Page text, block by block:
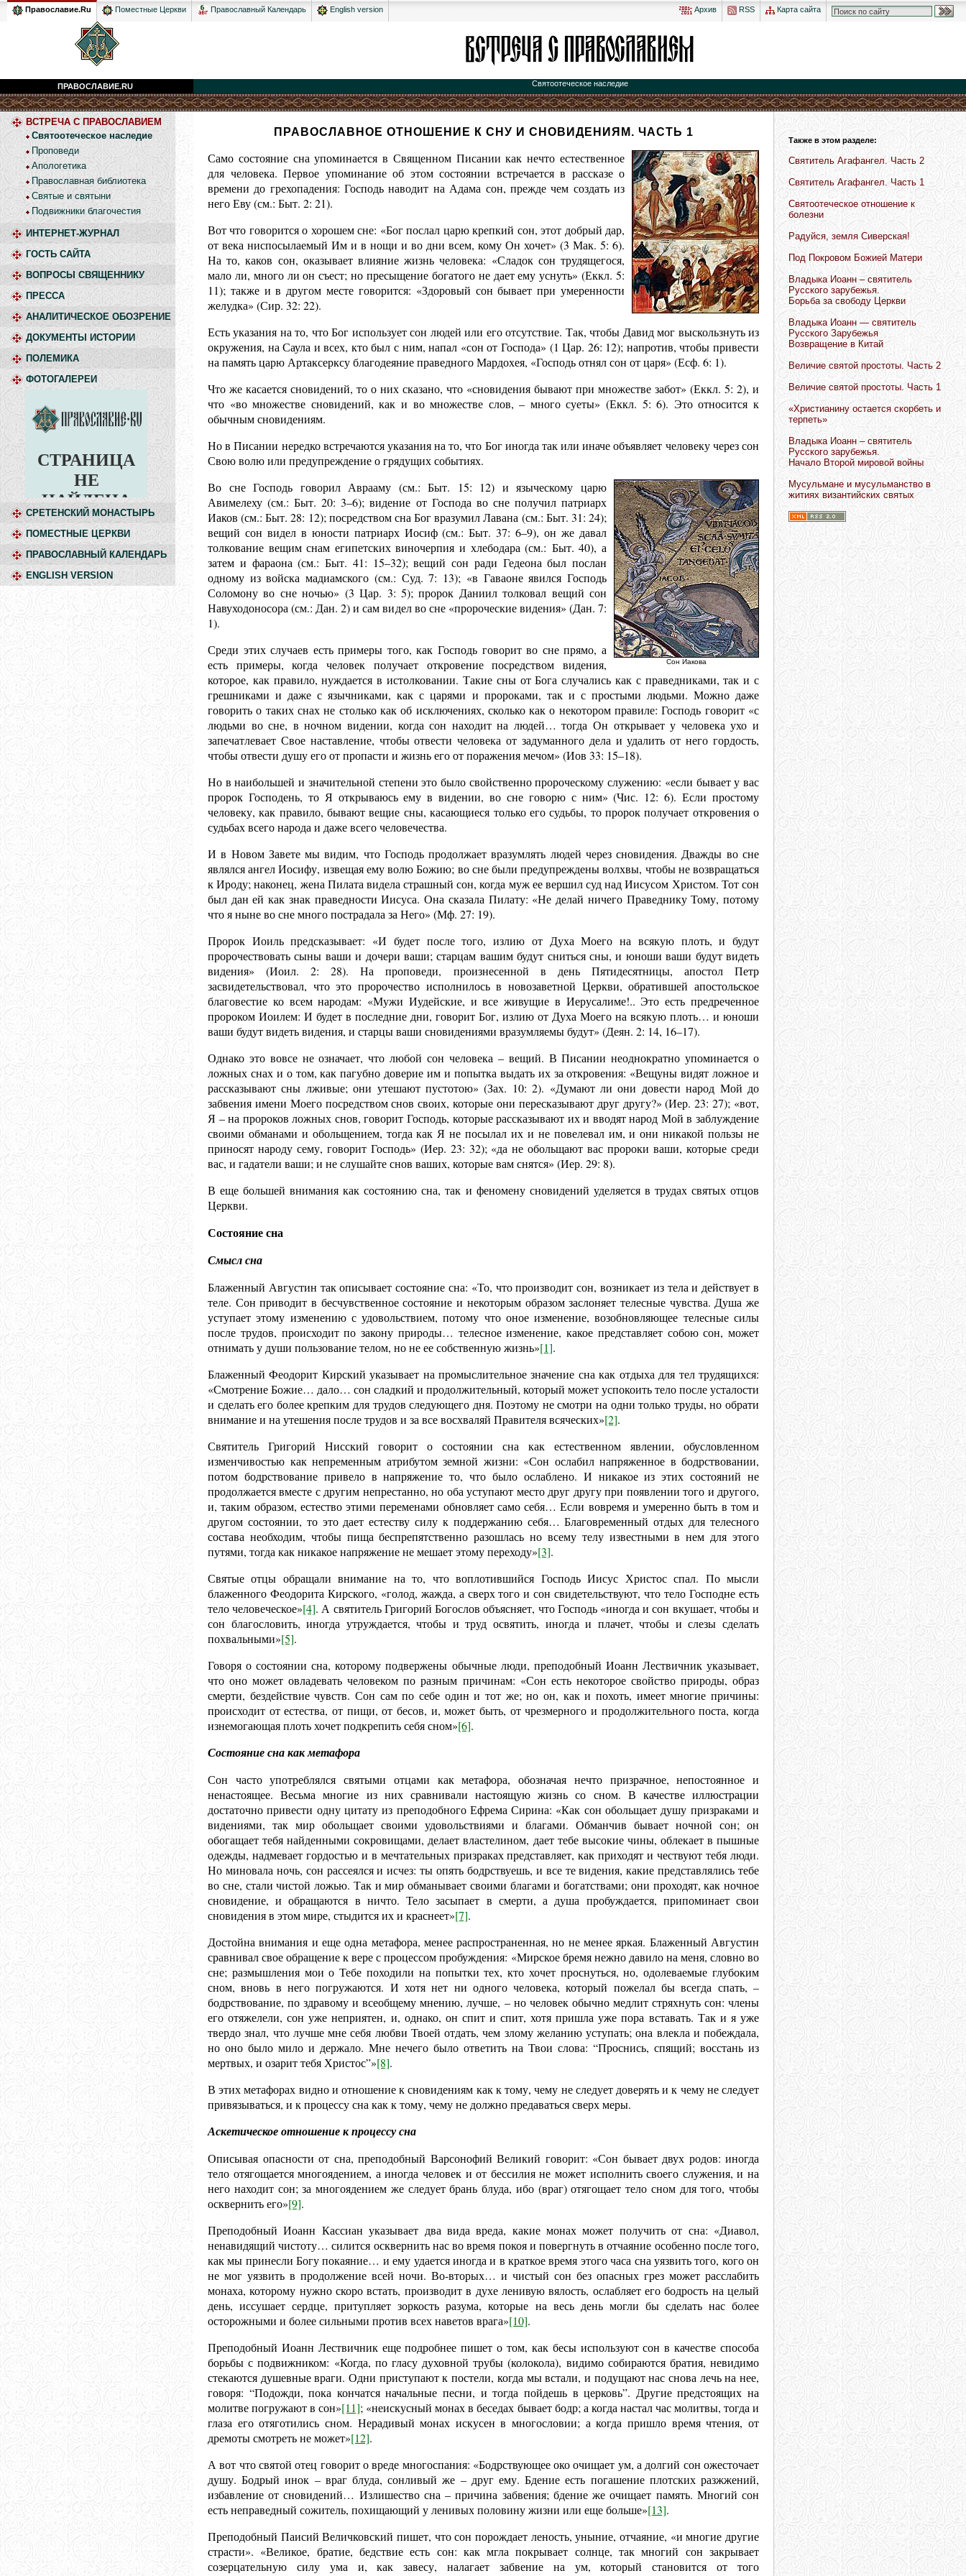
Архив RSS Карта сайта
Православие.Ru Поместные Церкви Православный Календарь English version
ПРАВОСЛАВИЕ.RU Святоотеческое наследие
ВСТРЕЧА С ПРАВОСЛАВИЕМ
Святоотеческое наследие
Проповеди
Апологетика
Православная библиотека
Святые и святыни
Подвижники благочестия
ИНТЕРНЕТ-ЖУРНАЛ
ГОСТЬ САЙТА
ВОПРОСЫ СВЯЩЕННИКУ
ПРЕССА
АНАЛИТИЧЕСКОЕ ОБОЗРЕНИЕ
ДОКУМЕНТЫ ИСТОРИИ
ПОЛЕМИКА
ФОТОГАЛЕРЕИ
СРЕТЕНСКИЙ МОНАСТЫРЬ
ПОМЕСТНЫЕ ЦЕРКВИ
ПРАВОСЛАВНЫЙ КАЛЕНДАРЬ
ENGLISH VERSION
ПРАВОСЛАВНОЕ ОТНОШЕНИЕ К СНУ И СНОВИДЕНИЯМ. ЧАСТЬ 1
Само состояние сна упоминается в Священном Писании как нечто естественное
для человека. Первое упоминание об этом состоянии встречается в рассказе о
времени до грехопадения: Господь наводит на Адама сон, прежде чем создать из
него Еву (см.: Быт. 2: 21).
Вот что говорится о хорошем сне: «Бог послал царю крепкий сон, этот добрый дар,
от века ниспосылаемый Им и в нощи и во дни всем, кому Он хочет» (3 Мак. 5: 6).
На то, каков сон, оказывает влияние жизнь человека: «Сладок сон трудящегося,
мало ли, много ли он съест; но пресыщение богатого не дает ему уснуть» (Еккл. 5:
11); также и в другом месте говорится: «Здоровый сон бывает при умеренности
желудка» (Сир. 32: 22).
Есть указания на то, что Бог использует сон людей или его отсутствие. Так, чтобы Давид мог выскользнуть из
окружения, на Саула и всех, кто был с ним, напал «сон от Господа» (1 Цар. 26: 12); напротив, чтобы привести
на память царю Артаксерксу благодеяние праведного Мардохея, «Господь отнял сон от царя» (Есф. 6: 1).
Что же касается сновидений, то о них сказано, что «сновидения бывают при множестве забот» (Еккл. 5: 2), и
что «во множестве сновидений, как и во множестве слов, – много суеты» (Еккл. 5: 6). Это относится к
обычным сновидениям.
Но в Писании нередко встречаются указания на то, что Бог иногда так или иначе объявляет человеку через сон
Свою волю или предупреждение о грядущих событиях.
Сон Иакова
Во сне Господь говорил Аврааму (см.: Быт. 15: 12) и языческому царю
Авимелеху (см.: Быт. 20: 3–6); видение от Господа во сне получил патриарх
Иаков (см.: Быт. 28: 12); посредством сна Бог вразумил Лавана (см.: Быт. 31: 24);
вещий сон видел в юности патриарх Иосиф (см.: Быт. 37: 6–9), он же давал
толкование вещим снам египетских виночерпия и хлебодара (см.: Быт. 40), а
затем и фараона (см.: Быт. 41: 15–32); вещий сон ради Гедеона был послан
одному из войска мадиамского (см.: Суд. 7: 13); «в Гаваоне явился Господь
Соломону во сне ночью» (3 Цар. 3: 5); пророк Даниил толковал вещий сон
Навуходоносора (см.: Дан. 2) и сам видел во сне «пророческие видения» (Дан. 7:
1).
Среди этих случаев есть примеры того, как Господь говорит во сне прямо, а
есть примеры, когда человек получает откровение посредством видения,
которое, как правило, нуждается в истолковании. Такие сны от Бога случались как с праведниками, так и с
грешниками и даже с язычниками, как с царями и пророками, так и с простыми людьми. Можно даже
говорить о таких снах не столько как об исключениях, сколько как о некотором правиле: Господь говорит «с
людьми во сне, в ночном видении, когда сон находит на людей… тогда Он открывает у человека ухо и
запечатлевает Свое наставление, чтобы отвести человека от задуманного дела и удалить от него гордость,
чтобы отвести душу его от пропасти и жизнь его от поражения мечом» (Иов 33: 15–18).
Но в наибольшей и значительной степени это было свойственно пророческому служению: «если бывает у вас
пророк Господень, то Я открываюсь ему в видении, во сне говорю с ним» (Чис. 12: 6). Если простому
человеку, как правило, бывают вещие сны, касающиеся только его судьбы, то пророк получает откровения о
судьбах всего народа и даже всего человечества.
И в Новом Завете мы видим, что Господь продолжает вразумлять людей через сновидения. Дважды во сне
являлся ангел Иосифу, извещая ему волю Божию; во сне были предупреждены волхвы, чтобы не возвращаться
к Ироду; наконец, жена Пилата видела страшный сон, когда муж ее вершил суд над Иисусом Христом. Тот сон
был дан ей как знак праведности Иисуса. Она сказала Пилату: «Не делай ничего Праведнику Тому, потому
что я ныне во сне много пострадала за Него» (Мф. 27: 19).
Пророк Иоиль предсказывает: «И будет после того, излию от Духа Моего на всякую плоть, и будут
пророчествовать сыны ваши и дочери ваши; старцам вашим будут сниться сны, и юноши ваши будут видеть
видения» (Иоил. 2: 28). На проповеди, произнесенной в день Пятидесятницы, апостол Петр
засвидетельствовал, что это пророчество исполнилось в новозаветной Церкви, обратившей апостольское
благовестие ко всем народам: «Мужи Иудейские, и все живущие в Иерусалиме!.. Это есть предреченное
пророком Иоилем: И будет в последние дни, говорит Бог, излию от Духа Моего на всякую плоть… и юноши
ваши будут видеть видения, и старцы ваши сновидениями вразумляемы будут» (Деян. 2: 14, 16–17).
Однако это вовсе не означает, что любой сон человека – вещий. В Писании неоднократно упоминается о
ложных снах и о том, как пагубно доверие им и попытка выдать их за откровения: «Вещуны видят ложное и
рассказывают сны лживые; они утешают пустотою» (Зах. 10: 2). «Думают ли они довести народ Мой до
забвения имени Моего посредством снов своих, которые они пересказывают друг другу?» (Иер. 23: 27); «вот,
Я – на пророков ложных снов, говорит Господь, которые рассказывают их и вводят народ Мой в заблуждение
своими обманами и обольщением, тогда как Я не посылал их и не повелевал им, и они никакой пользы не
приносят народу сему, говорит Господь» (Иер. 23: 32); «да не обольщают вас пророки ваши, которые среди
вас, и гадатели ваши; и не слушайте снов ваших, которые вам снятся» (Иер. 29: 8).
В еще большей внимания как состоянию сна, так и феномену сновидений уделяется в трудах святых отцов
Церкви.
Состояние сна
Смысл сна
Блаженный Августин так описывает состояние сна: «То, что производит сон, возникает из тела и действует в
теле. Сон приводит в бесчувственное состояние и некоторым образом заслоняет телесные чувства. Душа же
уступает этому изменению с удовольствием, потому что оное изменение, возобновляющее телесные силы
после трудов, происходит по закону природы… телесное изменение, какое представляет собою сон, может
отнимать у души пользование телом, но не ее собственную жизнь»[1].
Блаженный Феодорит Кирский указывает на промыслительное значение сна как отдыха для тел трудящихся:
«Смотрение Божие… дало… сон сладкий и продолжительный, который может успокоить тело после усталости
и сделать его более крепким для трудов следующего дня. Поэтому не смотри на одни только труды, но обрати
внимание и на утешения после трудов и за все восхваляй Правителя всяческих»[2].
Святитель Григорий Нисский говорит о состоянии сна как естественном явлении, обусловленном
изменчивостью как непременным атрибутом земной жизни: «Сон ослабил напряженное в бодрствовании,
потом бодрствование привело в напряжение то, что было ослаблено. И никакое из этих состояний не
продолжается вместе с другим непрестанно, но оба уступают место друг другу при появлении того и другого,
и, таким образом, естество этими переменами обновляет само себя… Если вовремя и умеренно быть в том и
другом состоянии, то это дает естеству силу к поддержанию себя… Благовременный отдых для телесного
состава необходим, чтобы пища беспрепятственно разошлась но всему телу известными в нем для этого
путями, тогда как никакое напряжение не мешает этому переходу»[3].
Святые отцы обращали внимание на то, что воплотившийся Господь Иисус Христос спал. По мысли
блаженного Феодорита Кирского, «голод, жажда, а сверх того и сон свидетельствуют, что тело Господне есть
тело человеческое»[4]. А святитель Григорий Богослов объясняет, что Господь «иногда и сон вкушает, чтобы и
сон благословить, иногда утруждается, чтобы и труд освятить, иногда и плачет, чтобы и слезы сделать
похвальными»[5].
Говоря о состоянии сна, которому подвержены обычные люди, преподобный Иоанн Лествичник указывает,
что оно может овладевать человеком по разным причинам: «Сон есть некоторое свойство природы, образ
смерти, бездействие чувств. Сон сам по себе один и тот же; но он, как и похоть, имеет многие причины:
происходит от естества, от пищи, от бесов, и, может быть, от чрезмерного и продолжительного поста, когда
изнемогающая плоть хочет подкрепить себя сном»[6].
Состояние сна как метафора
Сон часто употреблялся святыми отцами как метафора, обозначая нечто призрачное, непостоянное и
ненастоящее. Весьма многие из них сравнивали настоящую жизнь со сном. В качестве иллюстрации
достаточно привести одну цитату из преподобного Ефрема Сирина: «Как сон обольщает душу призраками и
видениями, так мир обольщает своими удовольствиями и благами. Обманчив бывает ночной сон; он
обогащает тебя найденными сокровищами, делает властелином, дает тебе высокие чины, облекает в пышные
одежды, надмевает гордостью и в мечтательных призраках представляет, как приходят и чествуют тебя люди.
Но миновала ночь, сон рассеялся и исчез: ты опять бодрствуешь, и все те видения, какие представлялись тебе
во сне, стали чистой ложью. Так и мир обманывает своими благами и богатствами; они проходят, как ночное
сновидение, и обращаются в ничто. Тело засыпает в смерти, а душа пробуждается, припоминает свои
сновидения в этом мире, стыдится их и краснеет»[7].
Достойна внимания и еще одна метафора, менее распространенная, но не менее яркая. Блаженный Августин
сравнивал свое обращение к вере с процессом пробуждения: «Мирское бремя нежно давило на меня, словно во
сне; размышления мои о Тебе походили на попытки тех, кто хочет проснуться, но, одолеваемые глубоким
сном, вновь в него погружаются. И хотя нет ни одного человека, который пожелал бы всегда спать, –
бодрствование, по здравому и всеобщему мнению, лучше, – но человек обычно медлит стряхнуть сон: члены
его отяжелели, сон уже неприятен, и, однако, он спит и спит, хотя пришла уже пора вставать. Так и я уже
твердо знал, что лучше мне себя любви Твоей отдать, чем злому желанию уступать; она влекла и побеждала,
но оно было мило и держало. Мне нечего было ответить на Твои слова: “Проснись, спящий; восстань из
мертвых, и озарит тебя Христос”»[8].
В этих метафорах видно и отношение к сновидениям как к тому, чему не следует доверять и к чему не следует
привязываться, и к процессу сна как к тому, чему не должно предаваться сверх меры.
Аскетическое отношение к процессу сна
Описывая опасности от сна, преподобный Варсонофий Великий говорит: «Сон бывает двух родов: иногда
тело отягощается многоядением, а иногда человек и от бессилия не может исполнить своего служения, и на
него находит сон; за многоядением же следует брань блуда, ибо (враг) отягощает тело сном для того, чтобы
осквернить его»[9].
Преподобный Иоанн Кассиан указывает два вида вреда, какие монах может получить от сна: «Диавол,
ненавидящий чистоту… силится осквернить нас во время покоя и повергнуть в отчаяние особенно после того,
как мы принесли Богу покаяние… и ему удается иногда и в краткое время этого часа сна уязвить того, кого он
не мог уязвить в продолжение всей ночи. Во-вторых… и чистый сон без опасных грез может расслабить
монаха, которому нужно скоро встать, производит в духе ленивую вялость, ослабляет его бодрость на целый
день, иссушает сердце, притупляет зоркость разума, которые на весь день могли бы сделать нас более
осторожными и более сильными против всех наветов врага»[10].
Преподобный Иоанн Лествичник еще подробнее пишет о том, как бесы используют сон в качестве способа
борьбы с подвижником: «Когда, по гласу духовной трубы (колокола), видимо собираются братия, невидимо
стекаются душевные враги. Одни приступают к постели, когда мы встали, и подущают нас снова лечь на нее,
говоря: “Подожди, пока кончатся начальные песни, и тогда пойдешь в церковь”. Другие предстоящих на
молитве погружают в сон»[11]; «неискусный монах в беседах бывает бодр; а когда настал час молитвы, тогда и
глаза его отяготились сном. Нерадивый монах искусен в многословии; а когда пришло время чтения, от
дремоты смотреть не может»[12].
А вот что святой отец говорит о вреде многоспания: «Бодрствующее око очищает ум, а долгий сон ожесточает
душу. Бодрый инок – враг блуда, сонливый же – друг ему. Бдение есть погашение плотских разжжений,
избавление от сновидений… Излишество сна – причина забвения; бдение же очищает память. Многий сон
есть неправедный сожитель, похищающий у ленивых половину жизни или еще больше»[13].
Преподобный Паисий Величковский пишет, что сон порождает леность, уныние, отчаяние, «и многие другие
страсти». «Великое, братие, бедствие есть сон: как мгла покрывает солнце, так многий сон закрывает
созерцательную силу ума и, как завесу, налагает забвение на ум, который становится от того
Также в этом разделе:
Святитель Агафангел. Часть 2
Святитель Агафангел. Часть 1
Святоотеческое отношение к
болезни
Радуйся, земля Сиверская!
Под Покровом Божией Матери
Владыка Иоанн – святитель
Русского зарубежья.
Борьба за свободу Церкви
Владыка Иоанн — святитель
Русского Зарубежья
Возвращение в Китай
Величие святой простоты. Часть 2
Величие святой простоты. Часть 1
«Христианину остается скорбеть и
терпеть»
Владыка Иоанн – святитель
Русского зарубежья.
Начало Второй мировой войны
Мусульмане и мусульманство в
житиях византийских святых